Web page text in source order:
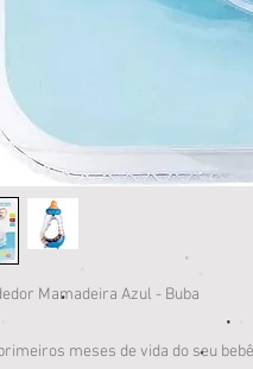
Mamadeira Azul - Buba
meses de vida do seu